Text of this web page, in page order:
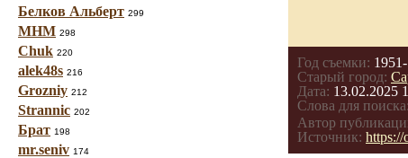
Белков Альберт 299
МНМ 298
Chuk 220
alek48s 216
Grozniy 212
Strannic 202
Брат 198
mr.seniv 174
Год съемки:
Старый город:
Дата: 13.02.2025
Слова для поиска:
Автор
Источник: https://